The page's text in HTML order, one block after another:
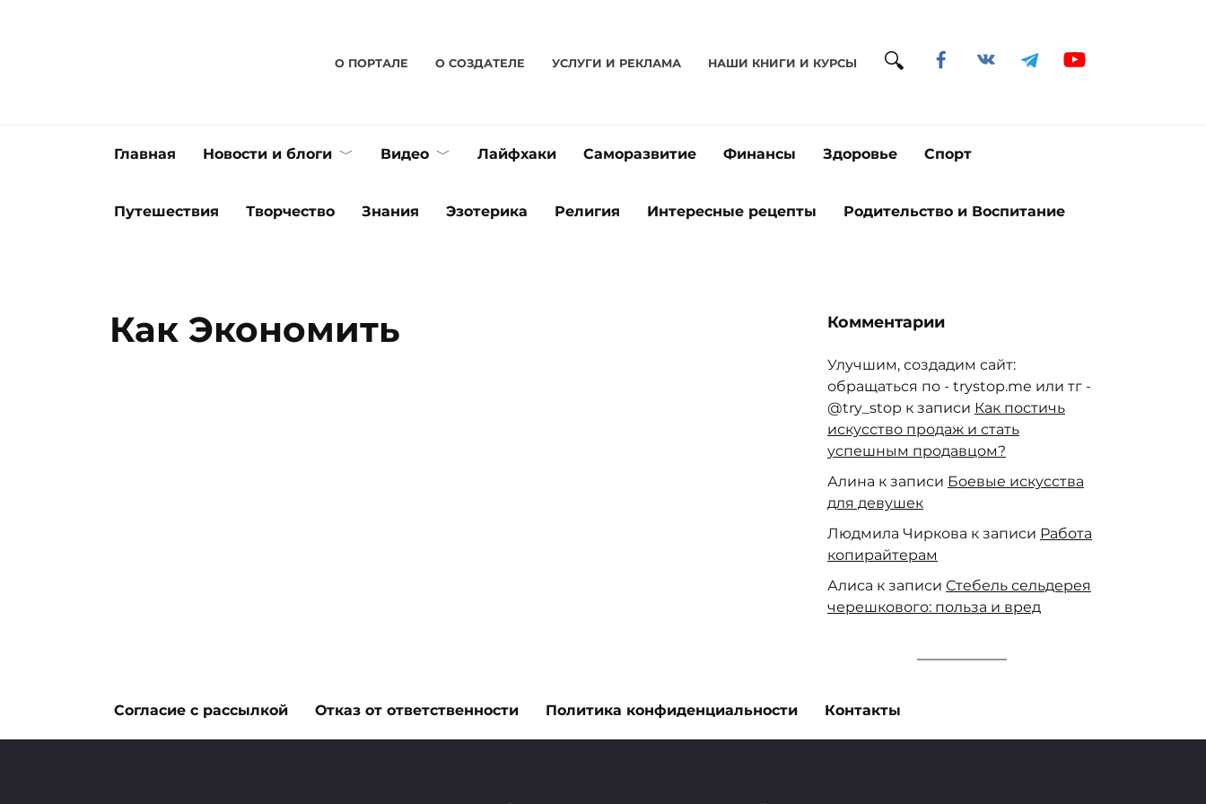
О ПОРТАЛЕ О CОЗДАТЕЛЕ УСЛУГИ И РЕКЛАМА НАШИ КНИГИ И КУРСЫ
Главная Новости и блоги Видео Лайфхаки Саморазвитие Финансы Здоровье Спорт
Путешествия Творчество Знания Эзотерика Религия Интересные рецепты Родительство и Воспитание
Как Экономить Комментарии
Улучшим, создадим сайт:
обращаться по - trystop.me или тг -
@try_stop к записи Как постичь
искусство продаж и стать
успешным продавцом?
Алина к записи Боевые искусства
для девушек
Людмила Чиркова к записи Работа
копирайтерам
Алиса к записи Стебель сельдерея
черешкового: польза и вред
Согласие с рассылкой Отказ от ответственности Политика конфиденциальности Контакты